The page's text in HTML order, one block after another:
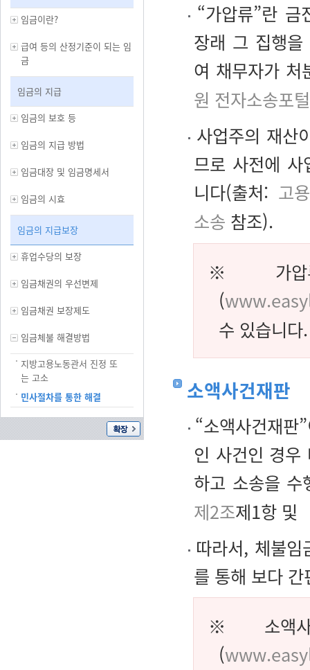
임금이란?
급여 등의 산정기준이 되는 임
금
임금의 지급
임금의 보호 등
임금의 지급 방법
임금대장 및 임금명세서
임금의 시효
임금의 지급보장
휴업수당의 보장
임금채권의 우선변제
임금채권 보장제도
임금체불 해결방법
지방고용노동관서 진정 또
는 고소
민사절차를 통한 해결
“가압류”란
장래 그 집행을
여 채무자가
원 전자소송포
사업주의 재산
므로 사전에 사
니다(출처: 고
소송 참조).
※ 가압
(
수 있습니다.
소액사건재판
“소액사건재판
인 사건인 경우
하고 소송을
제2조제1항 및
따라서, 체불
를 통해 보다
※ 소액사
(